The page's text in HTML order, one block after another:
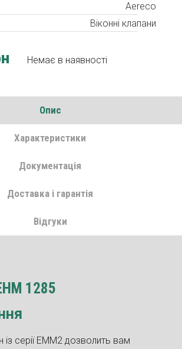
Aereco
Віконні клапани
Немає в наявності
Опис
Характеристики
Документація
Доставка і гарантія
Відгуки
1285
із серії EMM2 дозволить вам